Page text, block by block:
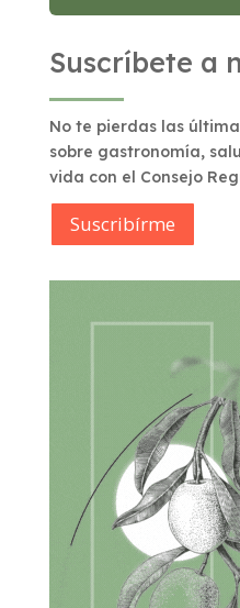
Suscríbete a
No te pierdas las
sobre gastronomía,
vida con el Consejo
Suscribírme